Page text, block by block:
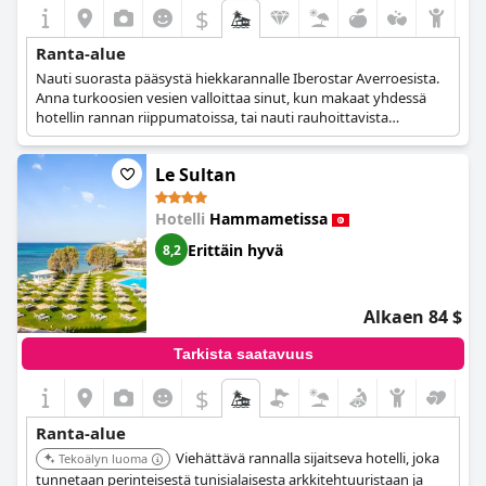
$
Ranta-alue
Nauti suorasta pääsystä hiekkarannalle Iberostar Averroesista.
Anna turkoosien vesien valloittaa sinut, kun makaat yhdessä
hotellin rannan riippumatoissa, tai nauti rauhoittavista
näkymistä merelle avautuvasta hotellihuoneestasi. Jopa uima-
altaalla loikoilusta avautuu upea rantanäkymä, joka tekee
vierailustasi unohtumattoman.
Le Sultan
Hotelli Hammametissa
8,2 Erittäin hyvä
Alkaen 84 $
Tarkista saatavuus
$
Ranta-alue
Tekoälyn luoma
Viehättävä rannalla sijaitseva hotelli, joka
tunnetaan perinteisestä tunisialaisesta arkkitehtuuristaan ja